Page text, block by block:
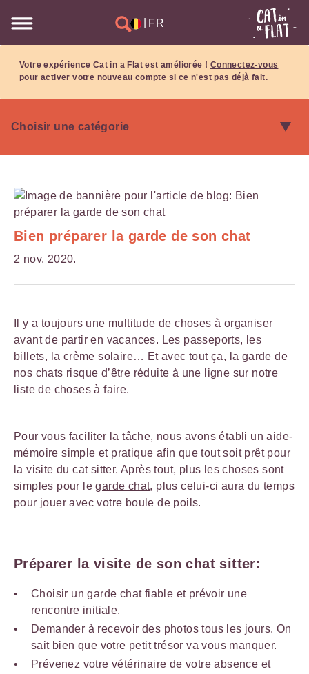
FR
Votre expérience Cat in a Flat est améliorée ! Connectez-vous
pour activer votre nouveau compte si ce n'est pas déjà fait.
Bien préparer la garde de son chat
2 nov. 2020.
Il y a toujours une multitude de choses à organiser
avant de partir en vacances. Les passeports, les
billets, la crème solaire… Et avec tout ça, la garde de
nos chats risque d’être réduite à une ligne sur notre
liste de choses à faire.
Pour vous faciliter la tâche, nous avons établi un aide-
mémoire simple et pratique afin que tout soit prêt pour
la visite du cat sitter. Après tout, plus les choses sont
simples pour legarde chat, plus celui-ci aura du temps
pour jouer avec votre boule de poils.
Préparer la visite de son chat sitter:
Choisir un garde chat fiable et prévoir une
rencontre initiale.
Demander à recevoir des photos tous les jours. On
sait bien que votre petit trésor va vous manquer.
Prévenez votre vétérinaire de votre absence et